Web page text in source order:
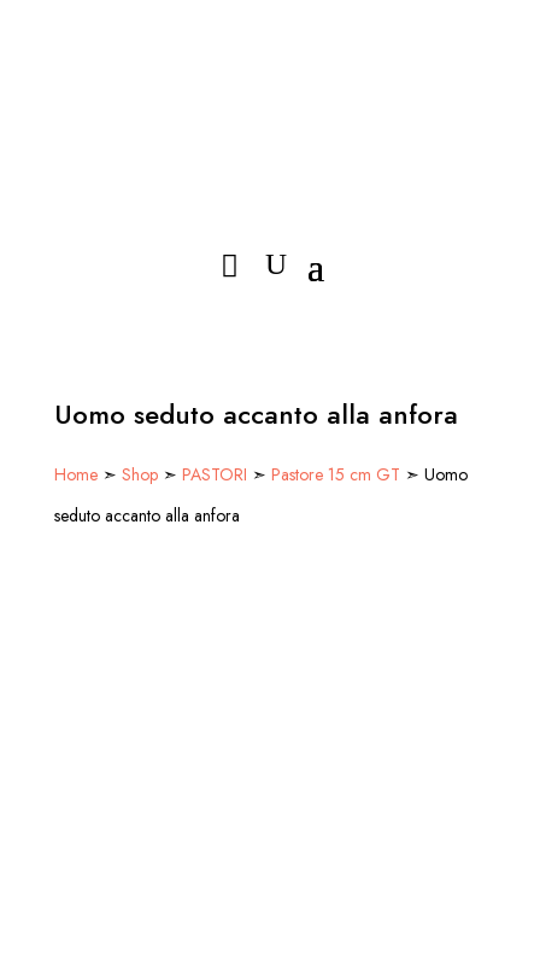
Uomo seduto accanto alla anfora
Home➣ Shop➣ PASTORI ➣ Pastore 15 cm GT ➣ Uomo
seduto accanto alla anfora